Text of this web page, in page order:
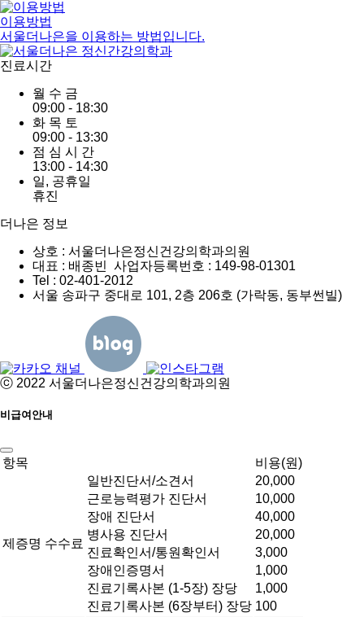
이용방법
서울더나은을 이용하는 방법입니다.
진료시간
월 수 금
09:00 - 18:30
화 목 토
09:00 - 13:30
점 심 시
간
13:00 - 14:30
일, 공휴일
휴진
더나은 정보
상호 : 서울더나은정신건강의학과의원
대표 : 배종빈 사업자등록번호 : 149-98-01301
Tel : 02-401-2012
서울 송파구 중대로 101, 2층 206호 (가락동, 동부썬빌)
ⓒ 2022 서울더나은정신건강의학과의원
비급여안내
항목 비용(원)
제증명 수수료
일반진단서/소견서
20,000
근로능력평가 진단서
10,000
장애 진단서
40,000
병사용 진단서
20,000
진료확인서/통원확인서
3,000
장애인증명서
1,000
진료기록사본 (1-5장) 장당
1,000
진료기록사본 (6장부터) 장당 100